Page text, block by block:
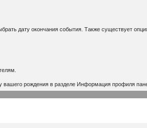
дату окончания события. Также существует
рождения в разделе Информация профиля